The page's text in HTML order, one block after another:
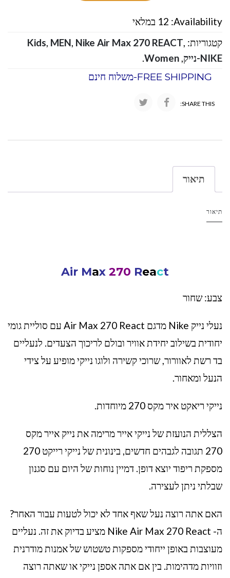
Availability: 12 במלאי
קטגוריות:
Kids, MEN, Nike Air Max 270 REACT,
NIKE-נייק
,
Women
.
SHARE THIS:
תיאור
תיאור
Air Max 270 React
צבע: שחור
נעלי נייק Nike מדגם Air Max 270 React עם סוליית גומי
יחודית בשילוב יחידת אוויר ובולם לריכוך הצעדים. לנעליים
בד רשת לאוורור, שרוכי קשירה ולוגו נייקי מופיע על צידי
הנעל ומאחור.
נייקי ריאקט איר מקס 270 מיוחדות.
הצללית הנועזת של נייקי אייר מרימה את נייק אייר מקס
270 תגובה לגבהים חדשים, בינונית של נייקי רייקט 270
מספקת ריפוד יוצא דופן. דמיין נוחות של היום עם סגנון
שבלתי ניתן לעצירה.
האם אתה רוצה נעל שאף אחד לא יכול לטעות עבור האחר?
ה- Nike Air Max 270 React מציע בדיוק את זה. נעליים
מעוצבות באופן ייחודי מספקות טשטוש של אמנות מודרנית
וזוויות מדהימות. בין אם אתה אספן נייקי או שאתה רוצה